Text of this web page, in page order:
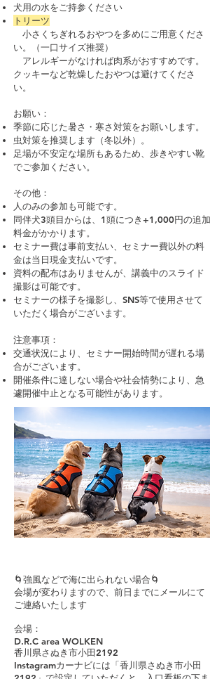
犬用の水をご持参ください
トリーツ
小さくちぎれるおやつを多めにご用意くださ
い。（一口サイズ推奨）
アレルギーがなければ肉系がおすすめです。
クッキーなど乾燥したおやつは避けてくださ
い。
お願い：
季節に応じた暑さ・寒さ対策をお願いします。
虫対策を推奨します（冬以外）。
足場が不安定な場所もあるため、歩きやすい靴
でご参加ください。
その他：
人のみの参加も可能です。
同伴犬3頭目からは、1頭につき+1,000円の追加
料金がかかります。
セミナー費は事前支払い、セミナー費以外の料
金は当日現金支払いです。
資料の配布はありませんが、講義中のスライド
撮影は可能です。
セミナーの様子を撮影し、SNS等で使用させて
いただく場合がございます。
注意事項：
交通状況により、セミナー開始時間が遅れる場
合がございます。
開催条件に達しない場合や社会情勢により、急
遽開催中止となる可能性があります。
🌀強風などで海に出られない場合🌀
会場が変わりますので、前日までにメールにて
ご連絡いたします
会場：
D.R.C area WOLKEN
香川県さぬき市小田2192
Instagramカーナビには「香川県さぬき市小田